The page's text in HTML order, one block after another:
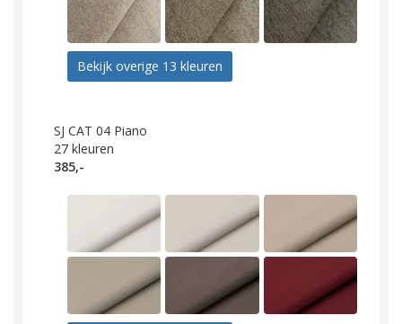
Bekijk overige 13 kleuren
SJ CAT 04 Piano
27 kleuren
385,-